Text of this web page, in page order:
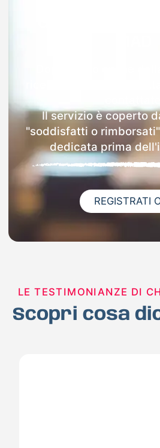
Il servizio è coperto
"soddisfatti o
dedicata prima
REGISTRATI
LE TESTIMONIANZE DI
Scopri cosa